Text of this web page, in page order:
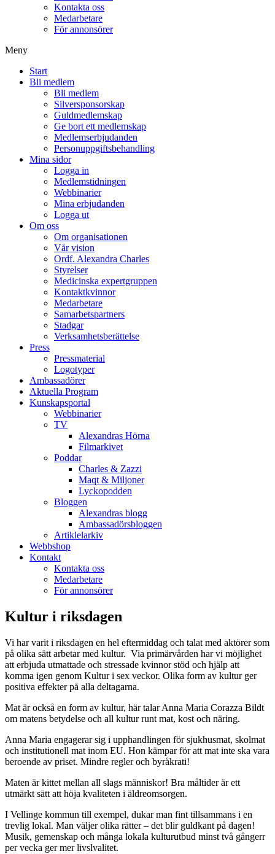
Kontakta oss
Medarbetare
För annonsörer
Meny
Start
Bli medlem
Bli medlem
Silversponsorskap
Guldmedlemskap
Ge bort ett medlemskap
Medlemserbjudanden
Personuppgiftsbehandling
Mina sidor
Logga in
Medlemstidningen
Webbinarier
Mina erbjudanden
Logga ut
Om oss
Om organisationen
Vår vision
Ordf. Alexandra Charles
Styrelser
Medicinska expertgruppen
Kontaktkvinnor
Medarbetare
Samarbetspartners
Stadgar
Verksamhetsberättelse
Press
Pressmaterial
Logotyper
Ambassadörer
Aktuella Program
Kunskapsportal
Webbinarier
TV
Alexandras Hörna
Filmarkivet
Poddar
Charles & Zazzi
Maqt & Miljoner
Lyckopodden
Bloggen
Alexandras blogg
Ambassadörsbloggen
Artiklelarkiv
Webbshop
Kontakt
Kontakta oss
Medarbetare
För annonsörer
Kultur i riksdagen
Vi har varit i riksdagen en hel eftermiddag och talat med aktörer som
på olika sätt arbetar med kultur. Via primärvården har vi möjlighet
att erbjuda utmattade och stressade kvinnor stöd och hjälp att
komma igen genom Kultur i sex veckor. Olika form av kultur ger
positiva effekter på alla deltagarna.
Mat är också en form av kultur, här talar Anna Maria Corazza Bildt
om matens betydelse och all kultur runt mat, kost och näring.
Anna Maria engagerar sig i upphandlingen för sjukhusmat, skolmat
och institutionell mat inom EU. Hon kämpar för att mat inte ska vara
beroende av priset. Mindre regler och byråkrati!
Maten är kittet mellan all slags människor! Bra måltider är ett
utmärkt sätt att höja kvaliteten i äldreomsorgen.
I Vellinge kommun till exempel, dukar man fint tillsammans i en
trevlig lokal. Man väljer olika rätter – det blir guldkant på dagen!
Musik, gemenskap och många lokala kulturutbud minst två gångerr
per vecka ger mer livslvalitet.